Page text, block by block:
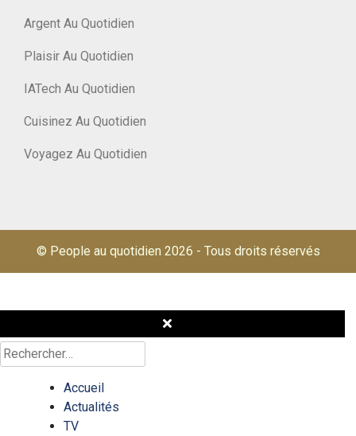
Argent Au Quotidien
Plaisir Au Quotidien
IATech Au Quotidien
Cuisinez Au Quotidien
Voyagez Au Quotidien
© People au quotidien 2026 - Tous droits réservés
Rechercher :
Accueil
Actualités
TV